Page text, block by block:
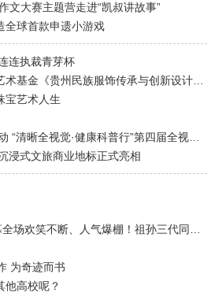
文大赛主题营走进“凯叔讲故事”
全球首款申遗小游戏
连执裁青芽杯
宝艺术人生
浸式文旅商业地标正式亮相
为奇迹而书
他高校呢？